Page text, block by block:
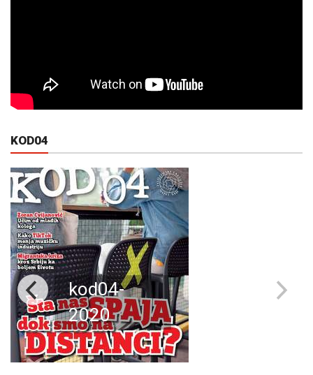
KOD04
kod04-
2020